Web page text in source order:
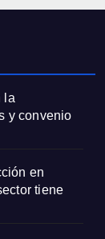
la
y convenio
en
tiene